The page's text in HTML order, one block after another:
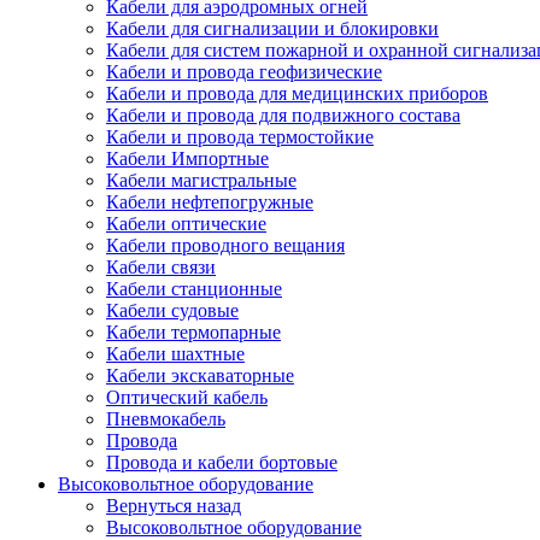
Кабели для аэродромных огней
Кабели для сигнализации и блокировки
Кабели для систем пожарной и охранной
Кабели и провода геофизические
Кабели и провода для медицинских приборов
Кабели и провода для подвижного состава
Кабели и провода термостойкие
Кабели Импортные
Кабели магистральные
Кабели нефтепогружные
Кабели оптические
Кабели проводного вещания
Кабели связи
Кабели станционные
Кабели судовые
Кабели термопарные
Кабели шахтные
Кабели экскаваторные
Оптический кабель
Пневмокабель
Провода
Провода и кабели бортовые
Высоковольтное оборудование
Вернуться назад
Высоковольтное оборудование